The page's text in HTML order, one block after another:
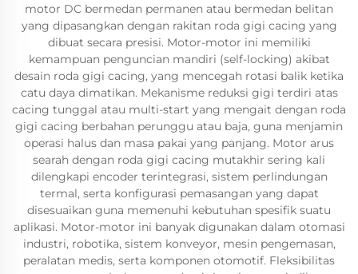
motor DC bermedan permanen atau bermedan belitan
yang dipasangkan dengan rakitan roda gigi cacing yang
dibuat secara presisi. Motor-motor ini memiliki
kemampuan penguncian mandiri (self-locking) akibat
desain roda gigi cacing, yang mencegah rotasi balik ketika
catu daya dimatikan. Mekanisme reduksi gigi terdiri atas
cacing tunggal atau multi-start yang mengait dengan roda
gigi cacing berbahan perunggu atau baja, guna menjamin
operasi halus dan masa pakai yang panjang. Motor arus
searah dengan roda gigi cacing mutakhir sering kali
dilengkapi encoder terintegrasi, sistem perlindungan
termal, serta konfigurasi pemasangan yang dapat
disesuaikan guna memenuhi kebutuhan spesifik suatu
aplikasi. Motor-motor ini banyak digunakan dalam otomasi
industri, robotika, sistem konveyor, mesin pengemasan,
peralatan medis, serta komponen otomotif. Fleksibilitas